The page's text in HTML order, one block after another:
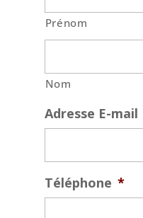
Prénom
Nom
Adresse E-mail
Téléphone *